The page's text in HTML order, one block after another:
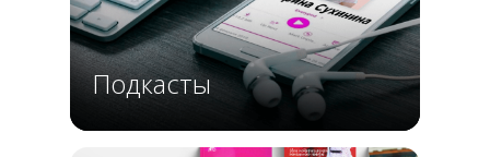
Подкасты